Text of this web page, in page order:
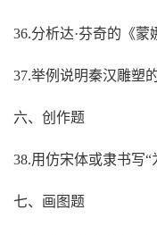
36.分析达·芬奇的《蒙
37.举例说明秦汉雕塑
六、创作题
38.用仿宋体或隶书写“
七、画图题